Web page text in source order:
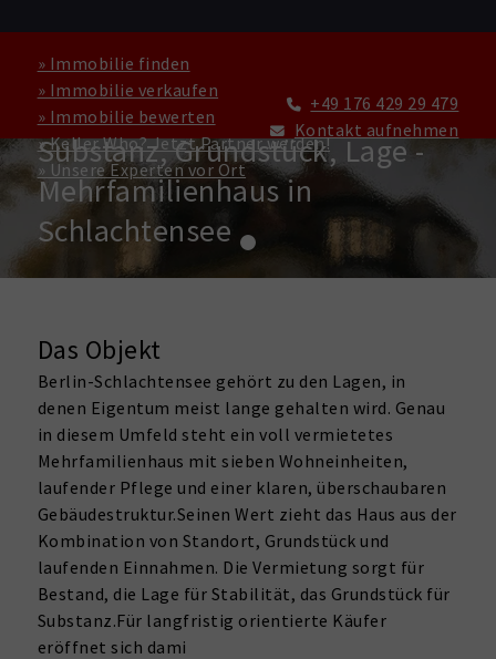
» Immobilie finden
» Immobilie verkaufen
» Immobilie bewerten
» Keller Who? Jetzt Partner werden!
» Unsere Experten vor Ort
+49 176 429 29 479
Kontakt aufnehmen
ZINSHAUS / RENDITEOBJEKT ZU KAUFEN IN BERLIN
Substanz, Grundstück, Lage -
Mehrfamilienhaus in
Schlachtensee
Das Objekt
Berlin-Schlachtensee gehört zu den Lagen, in
denen Eigentum meist lange gehalten wird. Genau
in diesem Umfeld steht ein voll vermietetes
Mehrfamilienhaus mit sieben Wohneinheiten,
laufender Pflege und einer klaren, überschaubaren
Gebäudestruktur.Seinen Wert zieht das Haus aus der
Kombination von Standort, Grundstück und
laufenden Einnahmen. Die Vermietung sorgt für
Bestand, die Lage für Stabilität, das Grundstück für
Substanz.Für langfristig orientierte Käufer
eröffnet sich dami